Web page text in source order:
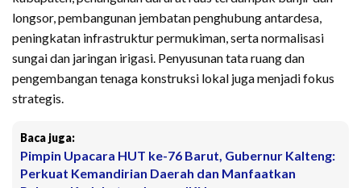
longsor, pembangunan jembatan penghubung antardesa,
peningkatan infrastruktur permukiman, serta normalisasi
sungai dan jaringan irigasi. Penyusunan tata ruang dan
pengembangan tenaga konstruksi lokal juga menjadi fokus
strategis.
Baca juga:
Pimpin Upacara HUT ke-76 Barut, Gubernur Kalteng:
Perkuat Kemandirian Daerah dan Manfaatkan